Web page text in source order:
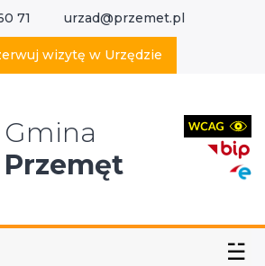
71 urzad@przemet.pl
wizytę w Urzędzie
Gmina
Przemęt
☱